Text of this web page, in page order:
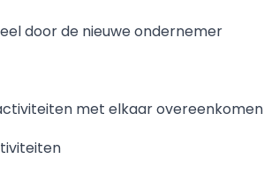
door de nieuwe ondernemer
met elkaar overeenkomen